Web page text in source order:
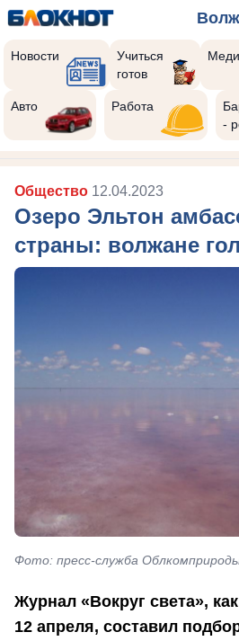
Новости
Учиться
готов
Авто Работа
-
Общество 12.04.2023
Озеро Эльтон
страны: волжане
Фото: пресс-служба
Журнал «Вокруг света»,
12 апреля, составил
Реклама закроется
РЕКЛАМА • ИП РУСТАМОВ Р. А. ИНН 343516870293